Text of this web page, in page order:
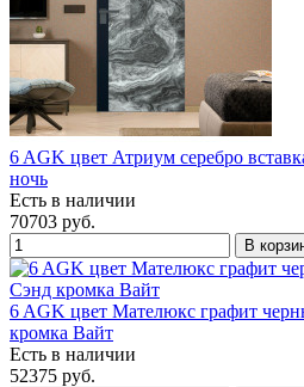
6 AGK цвет Атриум серебро
ночь
Есть в наличии
70703 руб.
В
6 AGK цвет Мателюкс графит
кромка Вайт
Есть в наличии
52375 руб.